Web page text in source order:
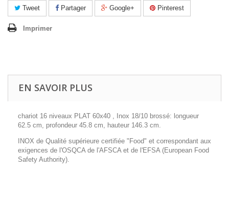
Tweet Partager Google+ Pinterest
Imprimer
EN SAVOIR PLUS
chariot 16 niveaux PLAT 60x40 , Inox 18/10 brossé: longueur
62.5 cm, profondeur 45.8 cm, hauteur 146.3 cm.
INOX de Qualité supérieure certifiée "Food" et correspondant aux
exigences de l'OSQCA de l'AFSCA et de l'EFSA (European Food
Safety Authority).